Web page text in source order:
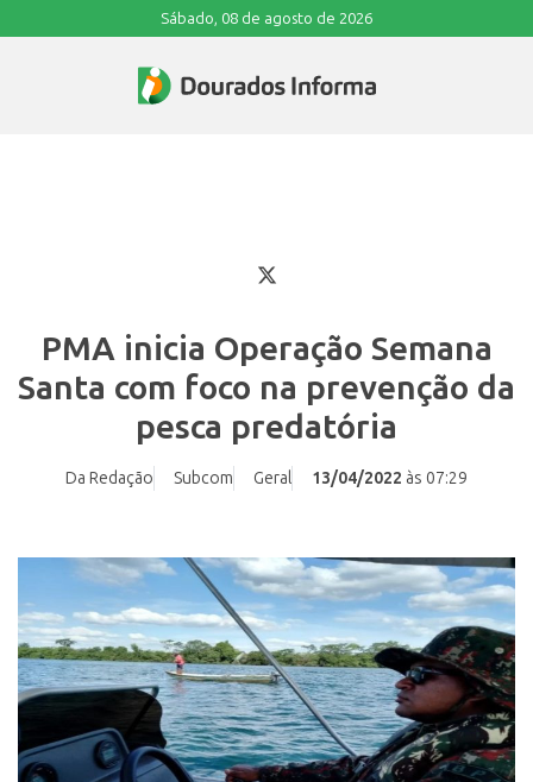
Sábado, 08 de agosto de 2026
PMA inicia Operação Semana
Santa com foco na prevenção da
pesca predatória
Da Redação Subcom Geral 13/04/2022 às 07:29